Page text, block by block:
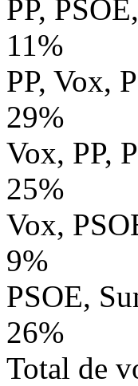
PP,
11%
PP, Vox,
29%
Vox, PP,
25%
Vox,
9%
PSOE,
26%
Total de